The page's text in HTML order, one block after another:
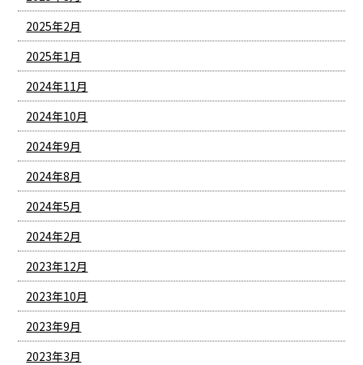
2025年2月
2025年1月
2024年11月
2024年10月
2024年9月
2024年8月
2024年5月
2024年2月
2023年12月
2023年10月
2023年9月
2023年3月